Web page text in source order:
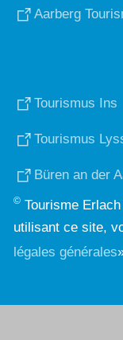
Aarberg
Tourismus Ins
Tourismus
Büren an der
© Tourisme
utilisant ce site,
légales générales